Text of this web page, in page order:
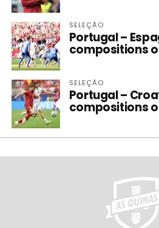
SELEÇÃO
Portugal –
compositions
SELEÇÃO
Portugal –
compositions